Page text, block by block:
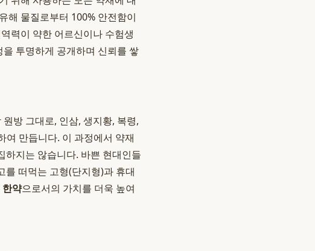
해 물질로부터 100% 안전함이
력이 약한 어르신이나 수험생
투명하게 공개하며 신뢰를 쌓
원방 그대로, 인삼, 생지황, 복령,
여 만듭니다. 이 과정에서 약재
하지는 않습니다. 바쁜 현대인들
를 떠먹는 고형(단지형)과 휴대
한약으로서의 가치를 더욱 높여